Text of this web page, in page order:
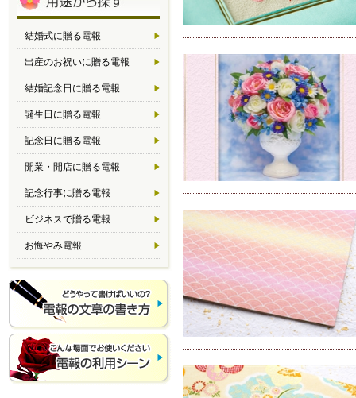
結婚式に贈る電報
出産のお祝いに贈る電報
結婚記念日に贈る電報
誕生日に贈る電報
記念日に贈る電報
開業・開店に贈る電報
記念行事に贈る電報
ビジネスで贈る電報
お悔やみ電報